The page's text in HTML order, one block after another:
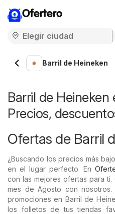
Ofertero
Barril de Heineken
Barril de
Precios,
Ofertas de Barril
¿Buscando los precios más
en el lugar perfecto. En
con las mejores ofertas para
mes de Agosto con
promociones en Barril de
los folletos de tus tiendas